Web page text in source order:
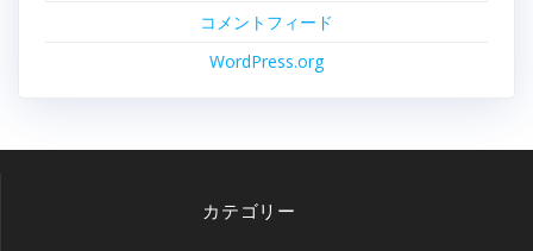
コメントフィード
WordPress.org
カテゴリー